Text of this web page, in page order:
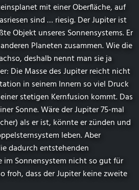
mit einer Oberfläche, auf
sind … riesig. Der Jupiter ist
Objekt unseres Sonnensystems. Er
Planeten zusammen. Wie die
deshalb nennt man sie ja
Die Masse des Jupiter reicht nicht
in seinem Innern so viel Druck
stetigen Kernfusion kommt. Das
Sonne. Wäre der Jupiter 75-mal
als er ist, könnte er zünden und
leben. Aber
dadurch entstehenden
Sonnensystem nicht so gut für
froh, dass der Jupiter keine zweite